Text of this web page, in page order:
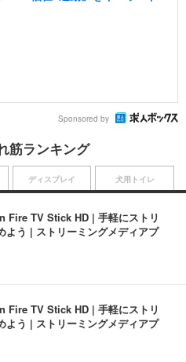
Sponsored by
筋ランキング
Fire TV Stick HD | 手軽にストリ
よう | ストリーミングメディアプ
Fire TV Stick HD | 手軽にストリ
よう | ストリーミングメディアプ
ディスプレイ 犬用トイレ